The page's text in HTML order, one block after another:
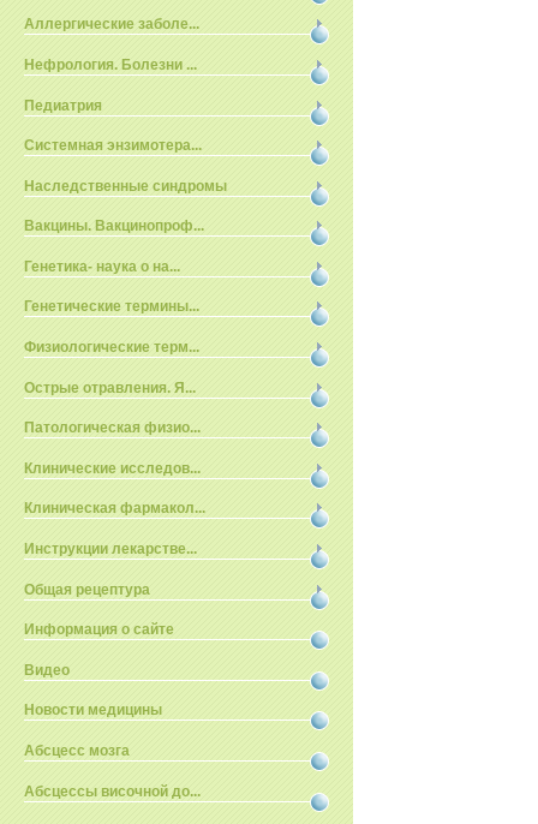
Аллергические заболе...
Нефрология. Болезни ...
Педиатрия
Системная энзимотера...
Наследственные синдромы
Вакцины. Вакцинопроф...
Генетика- наука о на...
Генетические термины...
Физиологические терм...
Острые отравления. Я...
Патологическая физио...
Клинические исследов...
Клиническая фармакол...
Инструкции лекарстве...
Общая рецептура
Информация о сайте
Видео
Новости медицины
Абсцесс мозга
Абсцессы височной до...